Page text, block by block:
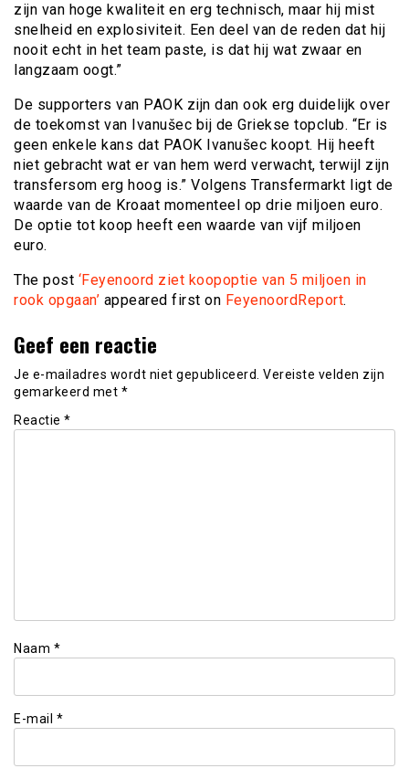
zijn van hoge kwaliteit en erg technisch, maar hij mist
snelheid en explosiviteit. Een deel van de reden dat hij
nooit echt in het team paste, is dat hij wat zwaar en
langzaam oogt.”
De supporters van PAOK zijn dan ook erg duidelijk over
de toekomst van Ivanušec bij de Griekse topclub. “Er is
geen enkele kans dat PAOK Ivanušec koopt. Hij heeft
niet gebracht wat er van hem werd verwacht, terwijl zijn
transfersom erg hoog is.” Volgens Transfermarkt ligt de
waarde van de Kroaat momenteel op drie miljoen euro.
De optie tot koop heeft een waarde van vijf miljoen
euro.
The post ‘Feyenoord ziet koopoptie van 5 miljoen in
rook opgaan’ appeared first on FeyenoordReport.
Geef een reactie
Je e-mailadres wordt niet gepubliceerd. Vereiste velden zijn
gemarkeerd met *
Reactie *
Naam *
E-mail *